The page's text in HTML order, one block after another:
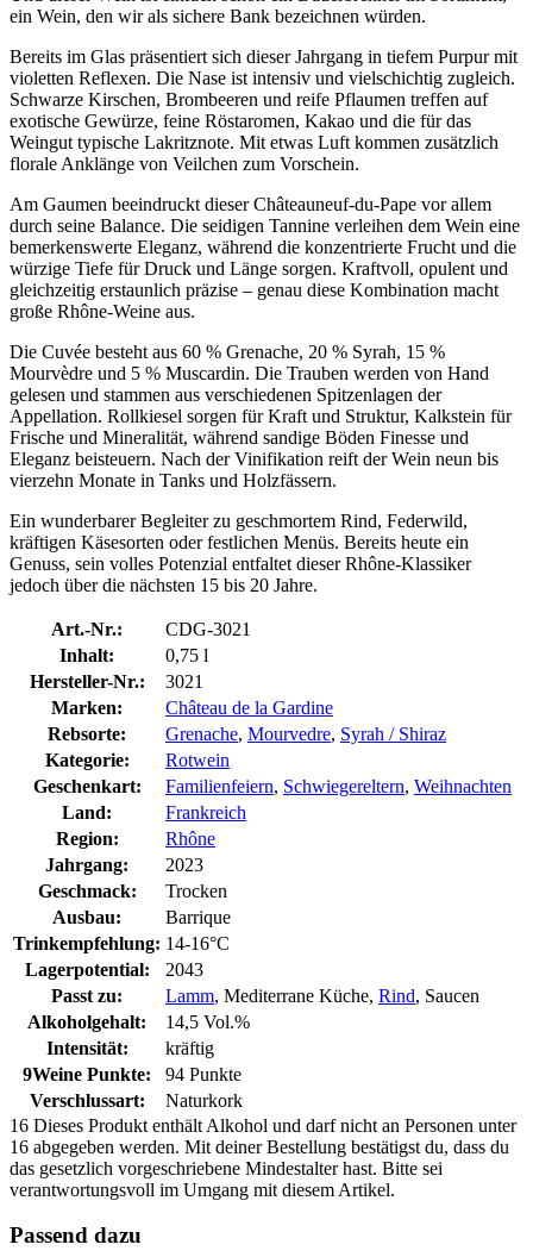
ein Wein, den wir als sichere Bank bezeichnen würden.
Bereits im Glas präsentiert sich dieser Jahrgang in tiefem Purpur mit
violetten Reflexen. Die Nase ist intensiv und vielschichtig zugleich.
Schwarze Kirschen, Brombeeren und reife Pflaumen treffen auf
exotische Gewürze, feine Röstaromen, Kakao und die für das
Weingut typische Lakritznote. Mit etwas Luft kommen zusätzlich
florale Anklänge von Veilchen zum Vorschein.
Am Gaumen beeindruckt dieser Châteauneuf-du-Pape vor allem
durch seine Balance. Die seidigen Tannine verleihen dem Wein eine
bemerkenswerte Eleganz, während die konzentrierte Frucht und die
würzige Tiefe für Druck und Länge sorgen. Kraftvoll, opulent und
gleichzeitig erstaunlich präzise – genau diese Kombination macht
große Rhône-Weine aus.
Die Cuvée besteht aus 60 % Grenache, 20 % Syrah, 15 %
Mourvèdre und 5 % Muscardin. Die Trauben werden von Hand
gelesen und stammen aus verschiedenen Spitzenlagen der
Appellation. Rollkiesel sorgen für Kraft und Struktur, Kalkstein für
Frische und Mineralität, während sandige Böden Finesse und
Eleganz beisteuern. Nach der Vinifikation reift der Wein neun bis
vierzehn Monate in Tanks und Holzfässern.
Ein wunderbarer Begleiter zu geschmortem Rind, Federwild,
kräftigen Käsesorten oder festlichen Menüs. Bereits heute ein
Genuss, sein volles Potenzial entfaltet dieser Rhône-Klassiker
jedoch über die nächsten 15 bis 20 Jahre.
Art.-Nr.:
CDG-3021
Inhalt:
0,75 l
Hersteller-Nr.:
3021
Marken:
Château de la Gardine
Rebsorte:
Grenache, Mourvedre, Syrah / Shiraz
Kategorie:
Rotwein
Geschenkart:
Familienfeiern, Schwiegereltern, Weihnachten
Land:
Frankreich
Region:
Rhône
Jahrgang:
2023
Geschmack:
Trocken
Ausbau:
Barrique
Trinkempfehlung: 14-16°C
Lagerpotential:
2043
Passt zu:
Lamm, Mediterrane Küche, Rind, Saucen
Alkoholgehalt:
14,5 Vol.%
Intensität:
kräftig
9Weine Punkte:
94 Punkte
Verschlussart:
Naturkork
16 Dieses Produkt enthält Alkohol und darf nicht an Personen unter
16 abgegeben werden. Mit deiner Bestellung bestätigst du, dass du
das gesetzlich vorgeschriebene Mindestalter hast. Bitte sei
verantwortungsvoll im Umgang mit diesem Artikel.
Passend dazu